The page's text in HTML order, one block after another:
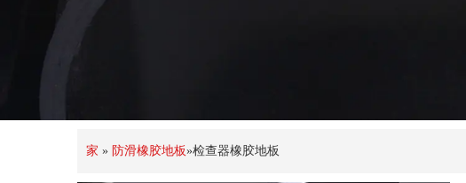
家 » 防滑橡胶地板»检查器橡胶地板